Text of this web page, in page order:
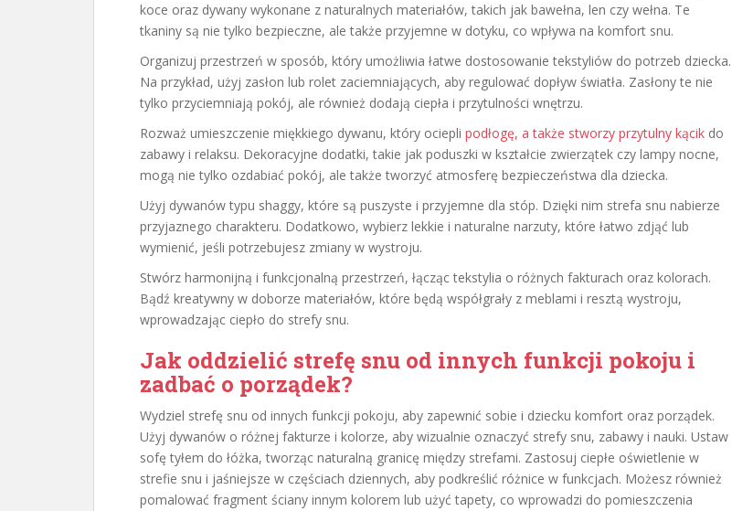
koce oraz dywany wykonane z naturalnych materiałów, takich jak bawełna, len czy wełna. Te
tkaniny są nie tylko bezpieczne, ale także przyjemne w dotyku, co wpływa na komfort snu.
Organizuj przestrzeń w sposób, który umożliwia łatwe dostosowanie tekstyliów do potrzeb dziecka.
Na przykład, użyj zasłon lub rolet zaciemniających, aby regulować dopływ światła. Zasłony te nie
tylko przyciemniają pokój, ale również dodają ciepła i przytulności wnętrzu.
Rozważ umieszczenie miękkiego dywanu, który ociepli podłogę, a także stworzy przytulny kącik do
zabawy i relaksu. Dekoracyjne dodatki, takie jak poduszki w kształcie zwierzątek czy lampy nocne,
mogą nie tylko ozdabiać pokój, ale także tworzyć atmosferę bezpieczeństwa dla dziecka.
Użyj dywanów typu shaggy, które są puszyste i przyjemne dla stóp. Dzięki nim strefa snu nabierze
przyjaznego charakteru. Dodatkowo, wybierz lekkie i naturalne narzuty, które łatwo zdjąć lub
wymienić, jeśli potrzebujesz zmiany w wystroju.
Stwórz harmonijną i funkcjonalną przestrzeń, łącząc tekstylia o różnych fakturach oraz kolorach.
Bądź kreatywny w doborze materiałów, które będą współgrały z meblami i resztą wystroju,
wprowadzając ciepło do strefy snu.
Jak oddzielić strefę snu od innych funkcji pokoju i
zadbać o porządek?
Wydziel strefę snu od innych funkcji pokoju, aby zapewnić sobie i dziecku komfort oraz porządek.
Użyj dywanów o różnej fakturze i kolorze, aby wizualnie oznaczyć strefy snu, zabawy i nauki. Ustaw
sofę tyłem do łóżka, tworząc naturalną granicę między strefami. Zastosuj ciepłe oświetlenie w
strefie snu i jaśniejsze w częściach dziennych, aby podkreślić różnice w funkcjach. Możesz również
pomalować fragment ściany innym kolorem lub użyć tapety, co wprowadzi do pomieszczenia